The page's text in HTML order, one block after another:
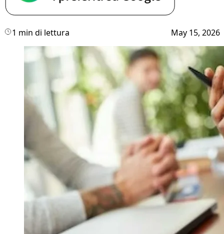
1 min di lettura May 15, 2026